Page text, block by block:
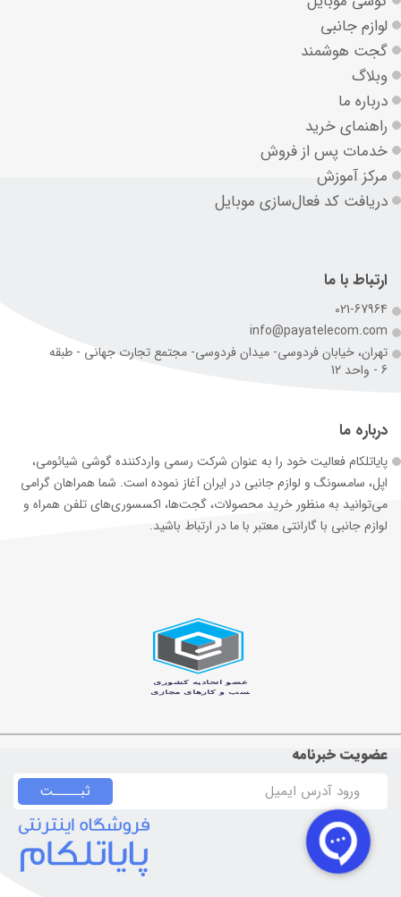
لوازم جانبی
گجت هوشمند
وبلاگ
درباره ما
راهنمای خرید
خدمات پس از فروش
مرکز آموزش
دریافت کد فعال‌سازی موبایل
ارتباط با ما
021-67964
info@payatelecom.com
تهران، خیابان فردوسی- میدان فردوسی- مجتمع تجارت جهانی - طبقه
6 - واحد 12
درباره ما
پایاتلکام فعالیت خود را به عنوان شرکت رسمی وارد‌کننده گوشی شیائومی،
اپل، سامسونگ و لوازم جانبی در ایران آغاز نموده است. شما همراهان گرامی
می‌توانید به منظور خرید محصولات، گجت‌ها، اکسسوری‌های تلفن همراه و
لوازم جانبی با گارانتی معتبر با ما در ارتباط باشید.
عضویت خبرنامه
ثبـــــت